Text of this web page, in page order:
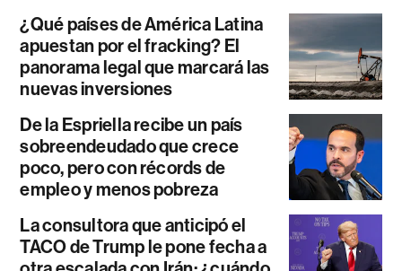
¿Qué países de América Latina
apuestan por el fracking? El
panorama legal que marcará las
nuevas inversiones
De la Espriella recibe un país
sobreendeudado que crece
poco, pero con récords de
empleo y menos pobreza
La consultora que anticipó el
TACO de Trump le pone fecha a